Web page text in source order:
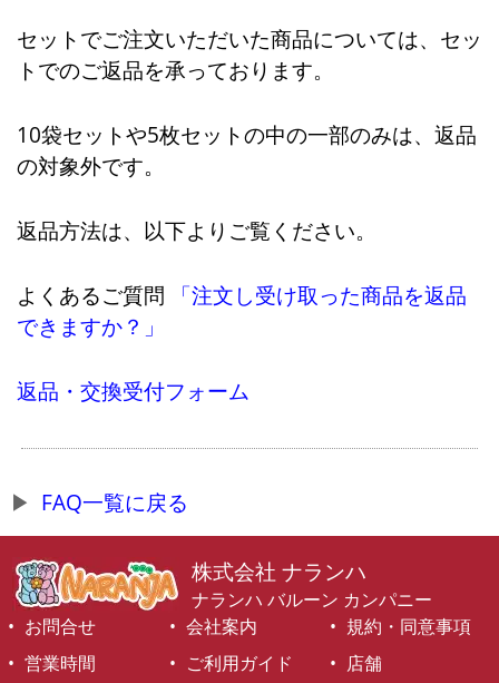
セットでご注文いただいた商品については、セッ
トでのご返品を承っております。
10袋セットや5枚セットの中の一部のみは、返品
の対象外です。
返品方法は、以下よりご覧ください。
よくあるご質問
「注文し受け取った商品を返品
できますか？」
返品・交換受付フォーム
FAQ一覧に戻る
株式会社 ナランハ
ナランハ バルーン カンパニー
お問合せ
会社案内
規約・同意事項
営業時間
ご利用ガイド 店舗